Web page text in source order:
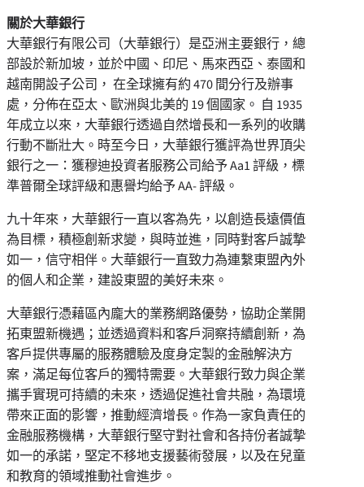
關於大華銀行
大華銀行有限公司（大華銀行）是亞洲主要銀行，總
部設於新加坡，並於中國、印尼、馬來西亞、泰國和
越南開設子公司， 在全球擁有約 470 間分行及辦事
處，分佈在亞太、歐洲與北美的 19 個國家。 自 1935
年成立以來，大華銀行透過自然增長和一系列的收購
行動不斷壯大。時至今日，大華銀行獲評為世界頂尖
銀行之一：獲穆迪投資者服務公司給予 Aa1 評級，標
準普爾全球評級和惠譽均給予 AA- 評級。
九十年來，大華銀行一直以客為先，以創造長遠價值
為目標，積極創新求變，與時並進，同時對客戶誠摯
如一，信守相伴。大華銀行一直致力為連繫東盟內外
的個人和企業，建設東盟的美好未來。
大華銀行憑藉區內龐大的業務網路優勢，協助企業開
拓東盟新機遇；並透過資料和客戶洞察持續創新，為
客戶提供專屬的服務體驗及度身定製的金融解決方
案，滿足每位客戶的獨特需要。大華銀行致力與企業
攜手實現可持續的未來，透過促進社會共融，為環境
帶來正面的影響，推動經濟增長。作為一家負責任的
金融服務機構，大華銀行堅守對社會和各持份者誠摯
如一的承諾，堅定不移地支援藝術發展，以及在兒童
和教育的領域推動社會進步。